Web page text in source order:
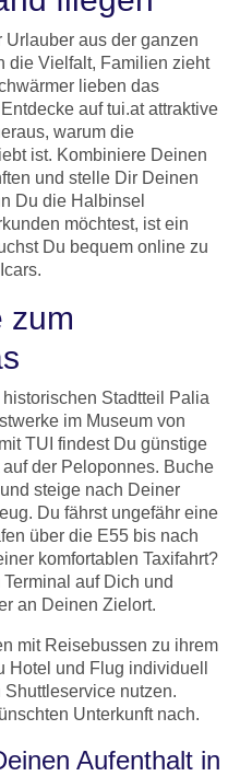
aus der ganzen
die Vielfalt, Familien zieht
lieben das
auf tui.at attraktive
warum die
ist. Kombiniere Deinen
und stelle Dir Deinen
Du die Halbinsel
möchtest, ist ein
Du bequem online zu
zum
Stadtteil Palia
im Museum von
TUI findest Du günstige
der Peloponnes. Buche
steige nach Deiner
Du fährst ungefähr eine
über die E55 bis nach
komfortablen Taxifahrt?
auf Dich und
an Deinen Zielort.
mit Reisebussen zu ihrem
Hotel und Flug individuell
nutzen.
Unterkunft nach.
Aufenthalt in